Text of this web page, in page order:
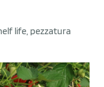
life, pezzatura